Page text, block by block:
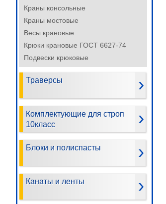
Краны консольные
Краны мостовые
Весы крановые
Крюки крановые ГОСТ 6627-74
Подвески крюковые
Траверсы
Комплектующие для строп
10класс
Блоки и полиспасты
Канаты и ленты